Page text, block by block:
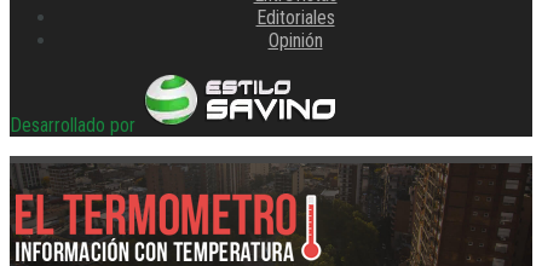
Editoriales
Opinión
Desarrollado por